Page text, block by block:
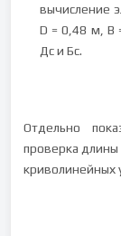
вычисление
D = 0,48 м, B
Дс и Бс.
Отдельно
проверка длины
криволинейных